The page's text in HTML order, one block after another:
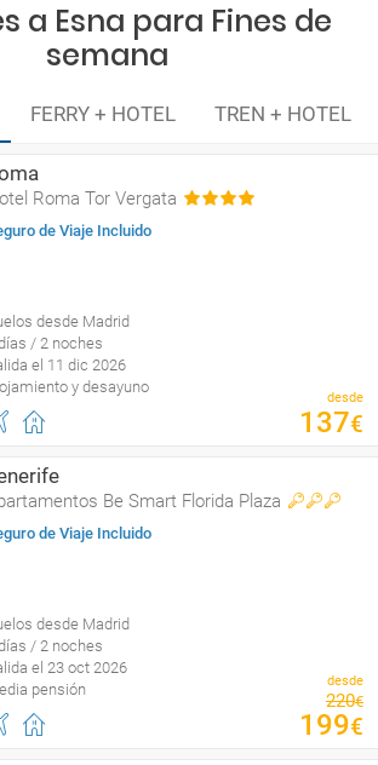
a Esna para Fines de
semana
FERRY + HOTEL TREN + HOTEL
Roma Tor Vergata
de Viaje Incluido
desde Madrid
/ 2 noches
el 11 dic 2026
y desayuno
desde
137€
Be Smart Florida Plaza
de Viaje Incluido
desde Madrid
/ 2 noches
el 23 oct 2026
pensión
desde
220€
199€